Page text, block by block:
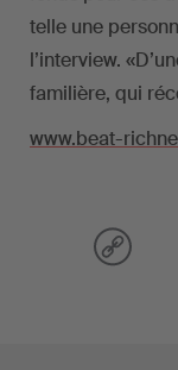
telle une
l’interview.
familière, qui
www.beat-